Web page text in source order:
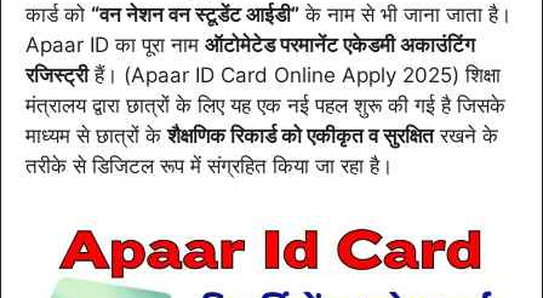
कार्ड को “वन नेशन वन स्टूडेंट आईडी” के नाम से भी जाना जाता है।
Apaar ID का पूरा नाम ऑटोमेटेड परमानेंट एकेडमी अकाउंटिंग
रजिस्ट्रीहैं। (Apaar ID Card Online Apply 2025) शिक्षा
मंत्रालय द्वारा छात्रों के लिए यह एक नई पहल शुरू की गई है जिसके
माध्यम से छात्रों केशैक्षणिक रिकार्ड को एकीकृत व सुरक्षितरखने के
तरीके से डिजिटल रूप में संग्रहित किया जा रहा है।